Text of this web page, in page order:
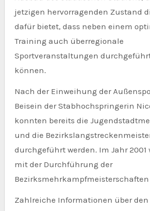
jetzigen hervorragenden Zustand
dafür bietet, dass neben einem
Training auch überregionale
Sportveranstaltungen
können.
Nach der Einweihung der
Beisein der Stabhochspringerin
konnten bereits die
und die
durchgeführt werden. Im Jahr 2001
mit der Durchführung der
Zahlreiche Informationen über den